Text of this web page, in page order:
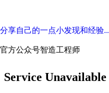
分享自己的一点小发现和经验...
官方公众号智造工程师